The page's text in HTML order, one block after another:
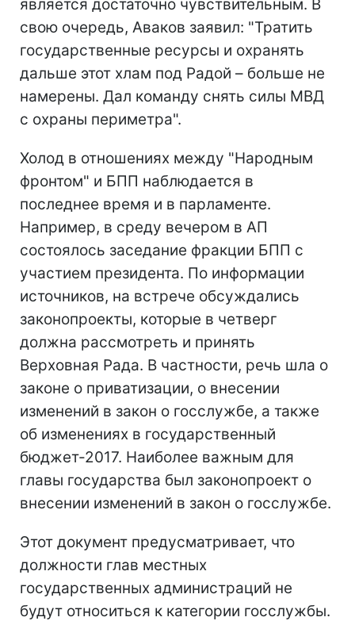
является достаточно чувствительным. В
свою очередь, Аваков заявил: "Тратить
государственные ресурсы и охранять
дальше этот хлам под Радой – больше не
намерены. Дал команду снять силы МВД
с охраны периметра".
Холод в отношениях между "Народным
фронтом" и БПП наблюдается в
последнее время и в парламенте.
Например, в среду вечером в АП
состоялось заседание фракции БПП с
участием президента. По информации
источников, на встрече обсуждались
законопроекты, которые в четверг
должна рассмотреть и принять
Верховная Рада. В частности, речь шла о
законе о приватизации, о внесении
изменений в закон о госслужбе, а также
об изменениях в государственный
бюджет-2017. Наиболее важным для
главы государства был законопроект о
внесении изменений в закон о госслужбе.
Этот документ предусматривает, что
должности глав местных
государственных администраций не
будут относиться к категории госслужбы.